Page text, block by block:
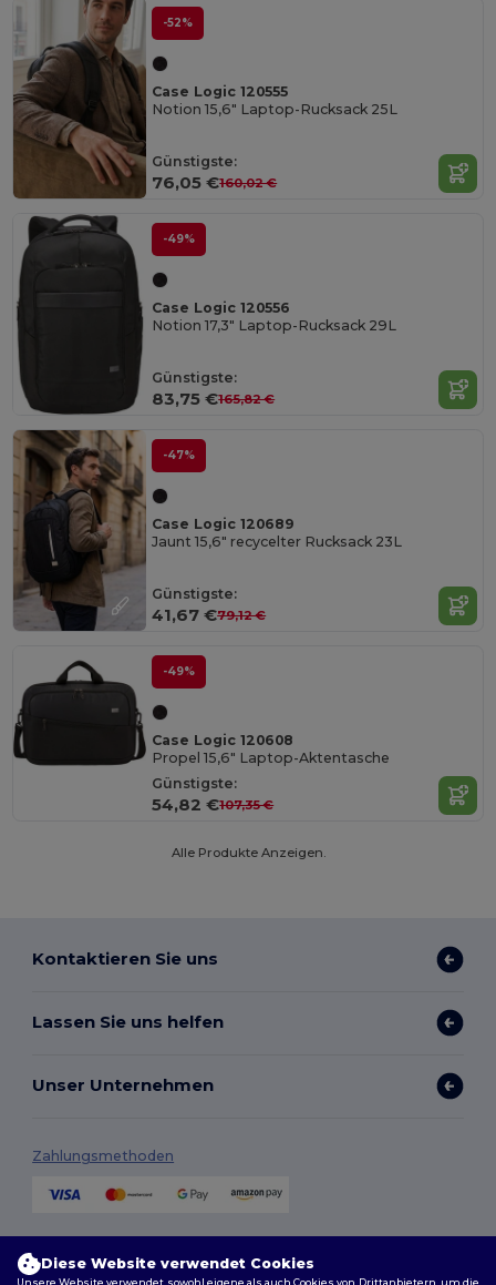
-52%
Case Logic 120555
Notion 15,6" Laptop-Rucksack 25L
Günstigste:
76,05 €160,02 €
-49%
Case Logic 120556
Notion 17,3" Laptop-Rucksack 29L
Günstigste:
83,75 €165,82 €
-47%
Case Logic 120689
Jaunt 15,6″ recycelter Rucksack 23L
Günstigste:
41,67 €79,12 €
-49%
Case Logic 120608
Propel 15,6" Laptop-Aktentasche
Günstigste:
54,82 €107,35 €
Alle Produkte Anzeigen.
Kontaktieren Sie uns
Lassen Sie uns helfen
Unser Unternehmen
Zahlungsmethoden
Diese Website verwendet Cookies
Unsere Website verwendet sowohl eigene als auch Cookies von Drittanbietern, um die